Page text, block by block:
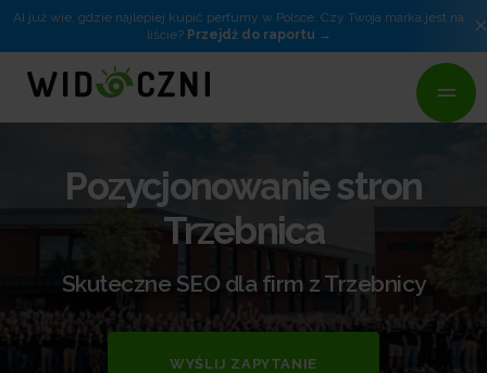
AI już wie, gdzie najlepiej kupić perfumy w Polsce. Czy Twoja marka jest na
liście? Przejdź do raportu ×
Pozycjonowanie stron
Trzebnica
Skuteczne SEO dla firm z Trzebnicy
WYŚLIJ ZAPYTANIE